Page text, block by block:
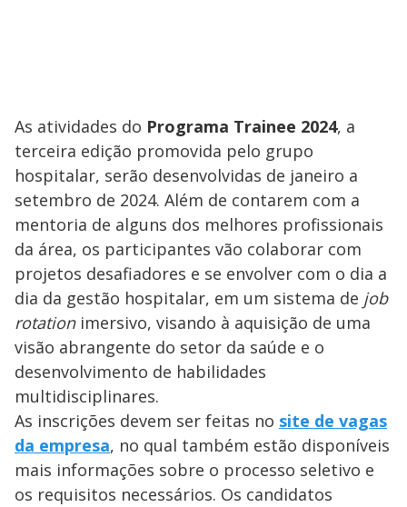
As atividades do Programa Trainee 2024, a
terceira edição promovida pelo grupo
hospitalar, serão desenvolvidas de janeiro a
setembro de 2024. Além de contarem com a
mentoria de alguns dos melhores profissionais
da área, os participantes vão colaborar com
projetos desafiadores e se envolver com o dia a
dia da gestão hospitalar, em um sistema de job
rotationimersivo, visando à aquisição de uma
visão abrangente do setor da saúde e o
desenvolvimento de habilidades
multidisciplinares.
As inscrições devem ser feitas no site de vagas
da empresa, no qual também estão disponíveis
mais informações sobre o processo seletivo e
os requisitos necessários. Os candidatos